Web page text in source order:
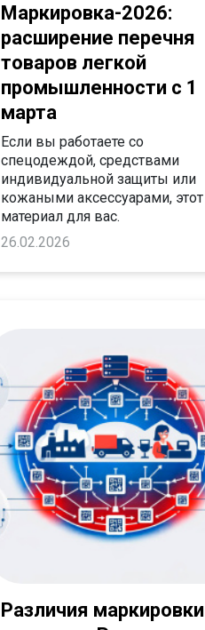
Маркировка-2026:
расширение перечня
товаров легкой
промышленности с 1
марта
Если вы работаете со
спецодеждой, средствами
индивидуальной защиты или
кожаными аксессуарами, этот
материал для вас.
26.02.2026
Различия маркировки